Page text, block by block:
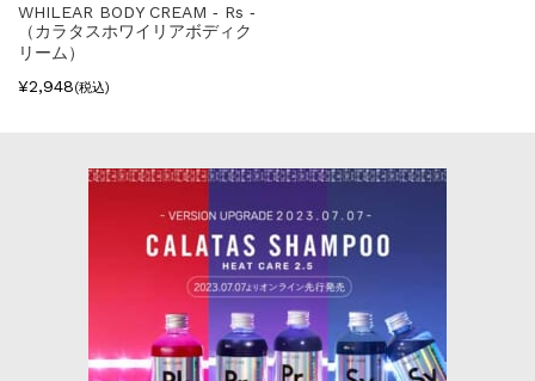
WHILEAR BODY CREAM ‐ Rs ‐
（カラタスホワイリアボディク
リーム）
¥2,948(税込)